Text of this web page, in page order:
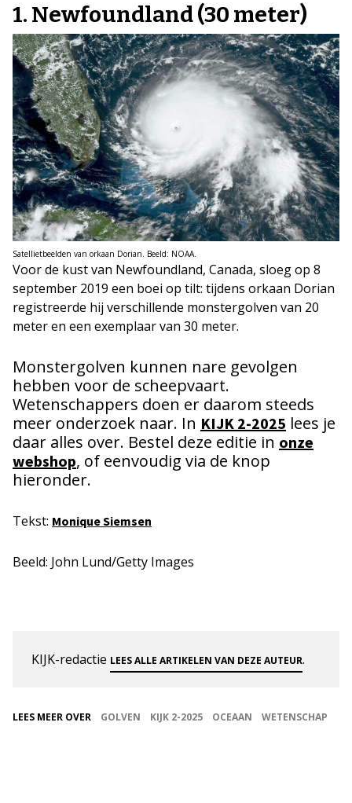
1. Newfoundland (30 meter)
Satellietbeelden van orkaan Dorian. Beeld: NOAA.
Voor de kust van Newfoundland, Canada, sloeg op 8
september 2019 een boei op tilt: tijdens orkaan Dorian
registreerde hij verschillende monstergolven van 20
meter en een exemplaar van 30 meter.
Monstergolven kunnen nare gevolgen
hebben voor de scheepvaart.
Wetenschappers doen er daarom steeds
meer onderzoek naar. In KIJK 2-2025 lees je
daar alles over. Bestel deze editie in onze
webshop, of eenvoudig via de knop
hieronder.
Tekst: Monique Siemsen
Beeld: John Lund/Getty Images
KIJK-redactie LEES ALLE ARTIKELEN VAN DEZE AUTEUR.
LEES MEER OVER GOLVEN KIJK 2-2025 OCEAAN WETENSCHAP